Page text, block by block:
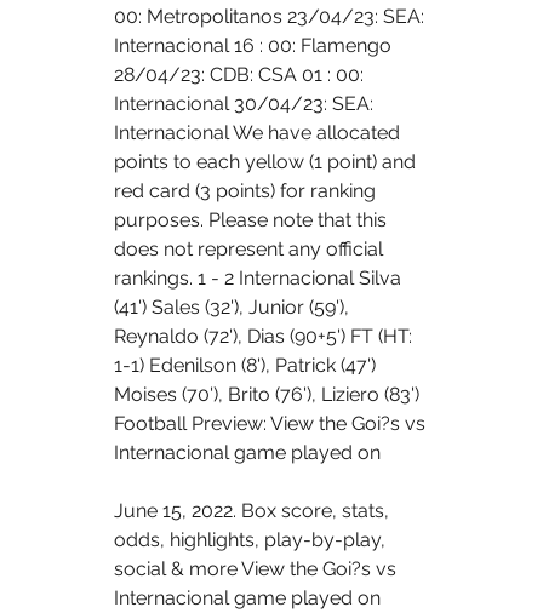
00: Metropolitanos 23/04/23: SEA:
Internacional 16 : 00: Flamengo
28/04/23: CDB: CSA 01 : 00:
Internacional 30/04/23: SEA:
Internacional We have allocated
points to each yellow (1 point) and
red card (3 points) for ranking
purposes. Please note that this
does not represent any official
rankings. 1 - 2 Internacional Silva
(41') Sales (32'), Junior (59'),
Reynaldo (72'), Dias (90+5') FT (HT:
1-1) Edenilson (8'), Patrick (47')
Moises (70'), Brito (76'), Liziero (83')
Football Preview: View the Goi?s vs
Internacional game played on
June 15, 2022. Box score, stats,
odds, highlights, play-by-play,
social & more View the Goi?s vs
Internacional game played on